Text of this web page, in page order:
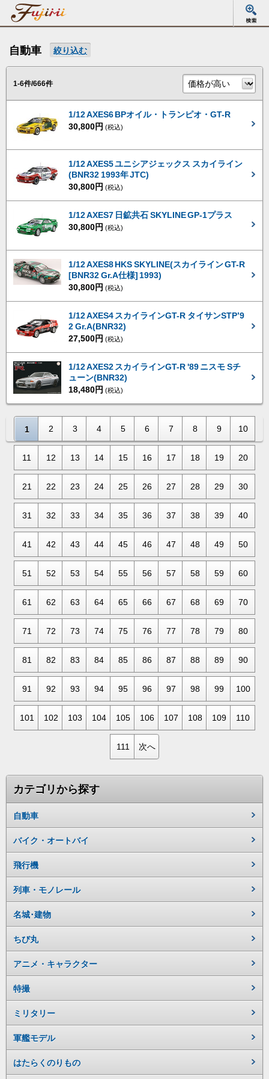
自動車 絞り込む
1-6件/666件
1/12 AXES6 BPオイル・トランピオ・GT-R
30,800円 (税込)
1/12 AXES5 ユニシアジェックス スカイライン
(BNR32 1993年 JTC)
30,800円 (税込)
1/12 AXES7 日鉱共石 SKYLINE GP-1プラス
30,800円 (税込)
1/12 AXES8 HKS SKYLINE(スカイライン GT-R
[BNR32 Gr.A仕様] 1993)
30,800円 (税込)
1/12 AXES4 スカイラインGT-R タイサンSTP’9
2 Gr.A(BNR32)
27,500円 (税込)
1/12 AXES2 スカイラインGT-R '89 ニスモ Sチ
ューン(BNR32)
18,480円 (税込)
1 2 3 4 5 6 7 8 9 10
11 12 13 14 15 16 17 18 19 20
21 22 23 24 25 26 27 28 29 30
31 32 33 34 35 36 37 38 39 40
41 42 43 44 45 46 47 48 49 50
51 52 53 54 55 56 57 58 59 60
61 62 63 64 65 66 67 68 69 70
71 72 73 74 75 76 77 78 79 80
81 82 83 84 85 86 87 88 89 90
91 92 93 94 95 96 97 98 99 100
101 102 103 104 105 106 107 108 109 110
111 次へ
カテゴリから探す
自動車
バイク・オートバイ
飛行機
列車・モノレール
名城･建物
ちび丸
アニメ・キャラクター
特撮
ミリタリー
軍艦モデル
はたらくのりもの